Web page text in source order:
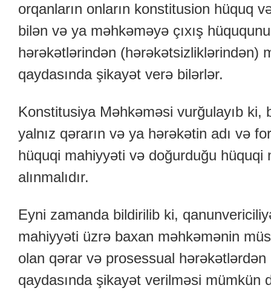
orqanların onların konstitusion hüquq
bilən və ya məhkəməyə çıxış
hərəkətlərindən (hərəkətsizliklərindən)
qaydasında şikayət verə bilərlər.
Konstitusiya Məhkəməsi vurğulayıb ki,
yalnız qərarın və ya hərəkətin adı və
hüquqi mahiyyəti və doğurduğu hüquqi
alınmalıdır.
Eyni zamanda bildirilib ki,
mahiyyəti üzrə baxan məhkəmənin
olan qərar və prosessual
qaydasında şikayət verilməsi mümkün